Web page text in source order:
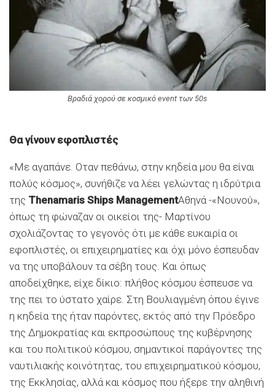
Βραδιά χορού σε κοσμικό event των 50s
Θα γίνουν εφοπλιστές
«Με αγαπάνε. Οταν πεθάνω, στην κηδεία μου θα είναι
πολύς κόσμος», συνήθιζε να λέει γελώντας η ιδρύτρια
της Thenamaris Ships ManagementΑθηνά -«Νουνού»,
όπως τη φώναζαν οι οικείοι της- Μαρτίνου
σχολιάζοντας το γεγονός ότι με κάθε ευκαιρία οι
εφοπλιστές, οι επιχειρηματίες και όχι μόνο έσπευδαν
να της υποβάλουν τα σέβη τους. Και όπως
αποδείχθηκε, είχε δίκιο: πλήθος κόσμου έσπευσε να
της πει το ύστατο χαίρε. Στη Βουλιαγμένη όπου έγινε
η κηδεία της ήταν παρόντες, εκτός από την Πρόεδρο
της Δημοκρατίας και εκπροσώπους της κυβέρνησης
και του πολιτικού κόσμου, σημαντικοί παράγοντες της
ναυτιλιακής κοινότητας, του επιχειρηματικού κόσμου,
της Εκκλησίας, αλλά και κόσμος που ήξερε την αληθινή